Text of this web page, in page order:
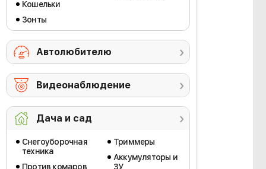
Кошельки
Зонты
Автолюбителю
Видеонаблюдение
Дача и сад
Снегоуборочная
техника
Против комаров
Триммеры
Аккумуляторы и
ЗУ